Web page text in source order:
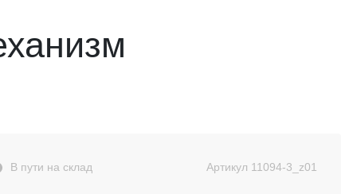
В пути на склад Артикул 11094-3_z01